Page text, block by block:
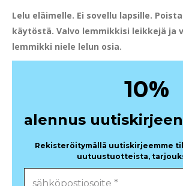
Lelu eläimelle. Ei sovellu lapsille.
käytöstä. Valvo lemmikkisi leikkejä ja
lemmikki niele lelun osia.
10%
alennus
Rekisteröitymällä uutiskirjeemme
uutuustuotteista,